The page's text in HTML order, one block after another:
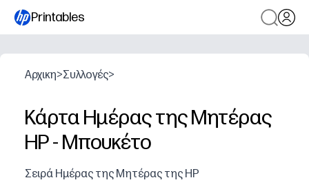
Printables
Αρχικη>Συλλογές>
Κάρτα Ημέρας της Μητέρας
HP - Μπουκέτο
Σειρά Ημέρας της Μητέρας της HP